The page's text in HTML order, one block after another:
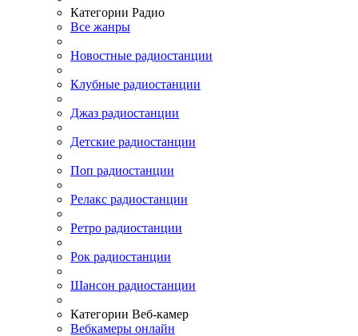
Категории Радио
Все жанры
Новостные радиостанции
Клубные радиостанции
Джаз радиостанции
Детские радиостанции
Поп радиостанции
Релакс радиостанции
Ретро радиостанции
Рок радиостанции
Шансон радиостанции
Категории Веб-камер
Вебкамеры онлайн